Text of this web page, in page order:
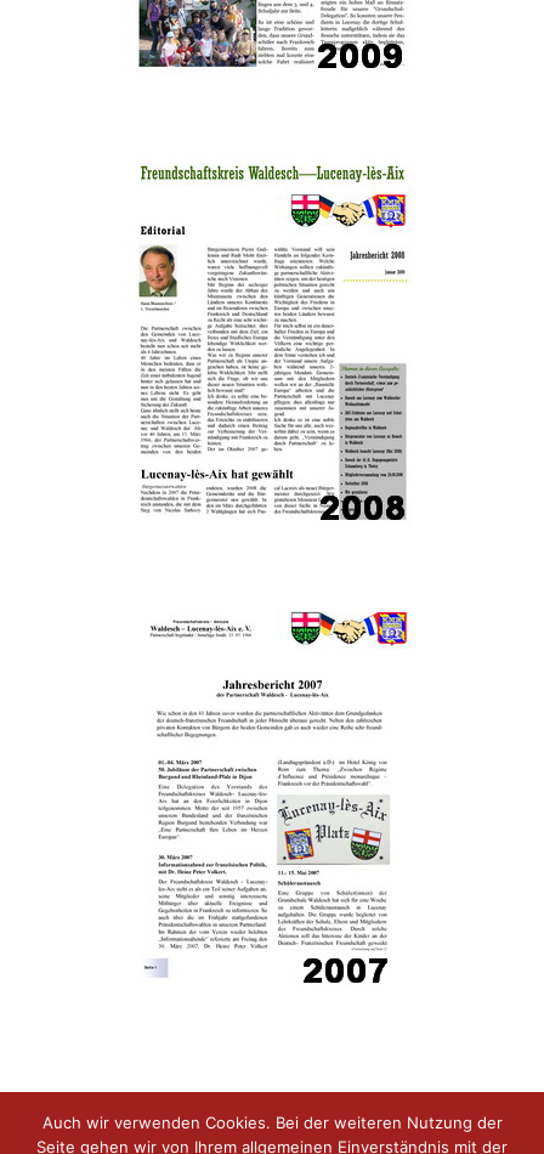
Auch wir verwenden Cookies. Bei der weiteren Nutzung der
Seite gehen wir von Ihrem allgemeinen Einverständnis mit der